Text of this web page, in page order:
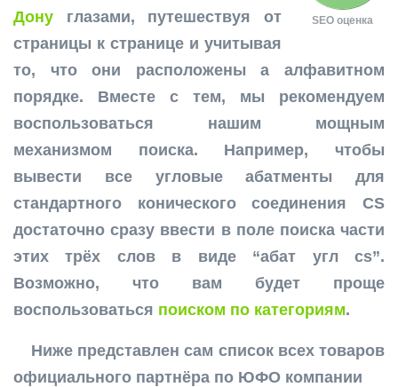
SEO оценка
Дону глазами, путешествуя от
страницы к странице и учитывая
то, что они расположены а алфавитном
порядке. Вместе с тем, мы рекомендуем
воспользоваться нашим мощным
механизмом поиска. Например, чтобы
вывести все угловые абатменты для
стандартного конического соединения CS
достаточно сразу ввести в поле поиска части
этих трёх слов в виде “абат угл cs”.
Возможно, что вам будет проще
воспользоваться поиском по категориям.
Ниже представлен сам список всех товаров
официального партнёра по ЮФО компании